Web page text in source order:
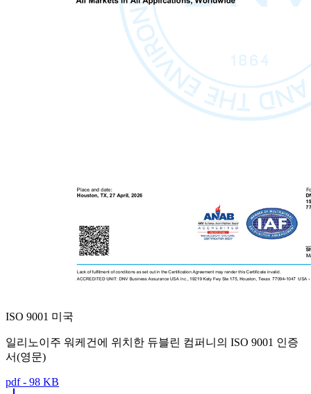
ISO 9001 미국
일리노이주 워케건에 위치한 듀블린 컴퍼니의 ISO 9001 인증
서(영문)
pdf - 98 KB